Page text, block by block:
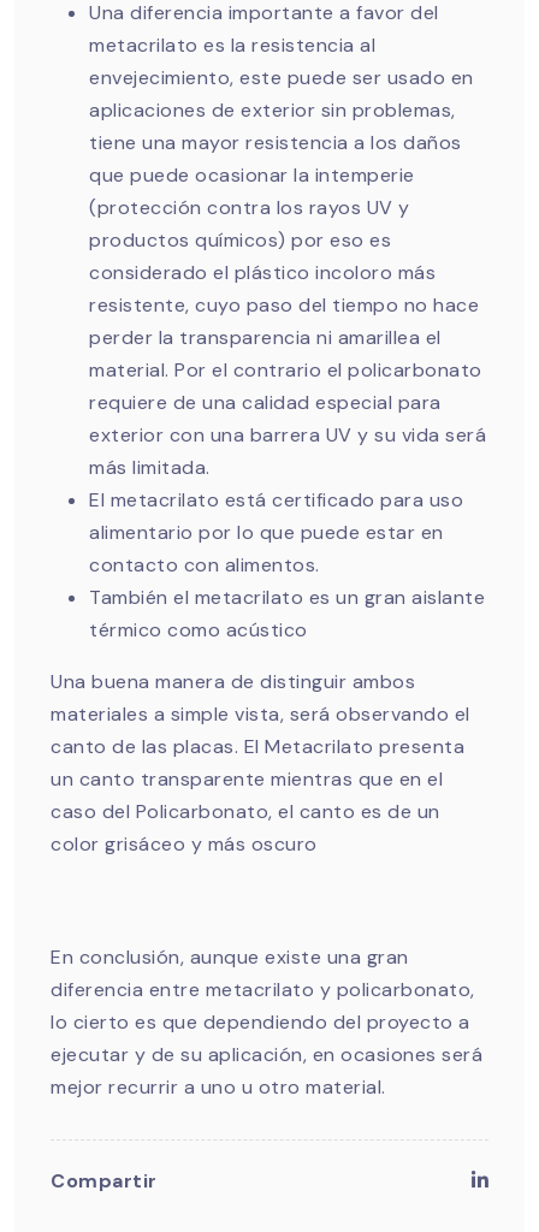
Una diferencia importante a favor del
metacrilato es la resistencia al
envejecimiento, este puede ser usado en
aplicaciones de exterior sin problemas,
tiene una mayor resistencia a los daños
que puede ocasionar la intemperie
(protección contra los rayos UV y
productos químicos) por eso es
considerado el plástico incoloro más
resistente, cuyo paso del tiempo no hace
perder la transparencia ni amarillea el
material. Por el contrario el policarbonato
requiere de una calidad especial para
exterior con una barrera UV y su vida será
más limitada.
El metacrilato está certificado para uso
alimentario por lo que puede estar en
contacto con alimentos.
También el metacrilato es un gran aislante
térmico como acústico
Una buena manera de distinguir ambos
materiales a simple vista, será observando el
canto de las placas. El Metacrilato presenta
un canto transparente mientras que en el
caso del Policarbonato, el canto es de un
color grisáceo y más oscuro
En conclusión, aunque existe una gran
diferencia entre metacrilato y policarbonato,
lo cierto es que dependiendo del proyecto a
ejecutar y de su aplicación, en ocasiones será
mejor recurrir a uno u otro material.
Compartir